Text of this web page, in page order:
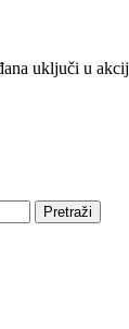
uključi u